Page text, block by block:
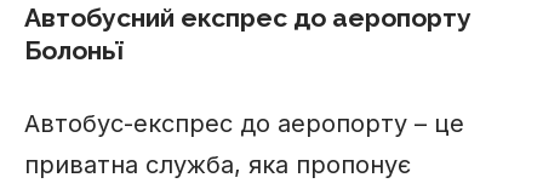
Автобусний експрес до аеропорту
Болоньї
Автобус-експрес до аеропорту – це
приватна служба, яка пропонує